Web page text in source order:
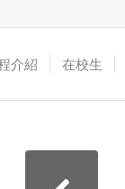
介紹 在校生